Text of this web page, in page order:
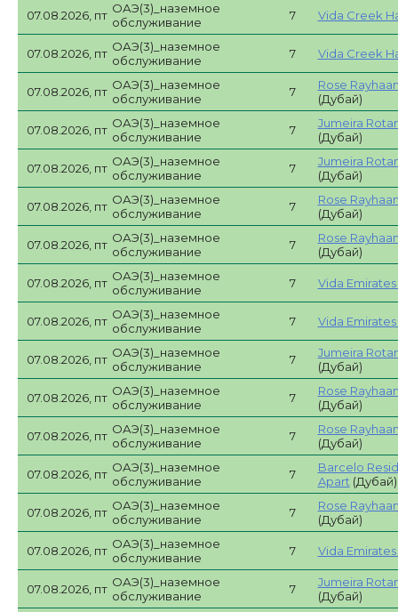
07.08.2026, пт ОАЭ(3)_наземное
обслуживание
7 Vida Creek
07.08.2026, пт ОАЭ(3)_наземное
обслуживание
7 Vida Creek
07.08.2026, пт ОАЭ(3)_наземное
обслуживание
7
Rose
(Дубай)
07.08.2026, пт ОАЭ(3)_наземное
обслуживание
7
Jumeira
(Дубай)
07.08.2026, пт ОАЭ(3)_наземное
обслуживание
7
Jumeira
(Дубай)
07.08.2026, пт ОАЭ(3)_наземное
обслуживание
7
Rose
(Дубай)
07.08.2026, пт ОАЭ(3)_наземное
обслуживание
7
Rose
(Дубай)
07.08.2026, пт ОАЭ(3)_наземное
обслуживание
7 Vida Emirates
07.08.2026, пт ОАЭ(3)_наземное
обслуживание
7 Vida Emirates
07.08.2026, пт ОАЭ(3)_наземное
обслуживание
7
Jumeira
(Дубай)
07.08.2026, пт ОАЭ(3)_наземное
обслуживание
7
Rose
(Дубай)
07.08.2026, пт ОАЭ(3)_наземное
обслуживание
7
Rose
(Дубай)
07.08.2026, пт ОАЭ(3)_наземное
обслуживание
7
Barcelo
Apart (Дубай)
07.08.2026, пт ОАЭ(3)_наземное
обслуживание
7
Rose
(Дубай)
07.08.2026, пт ОАЭ(3)_наземное
обслуживание
7 Vida Emirates
07.08.2026, пт ОАЭ(3)_наземное
обслуживание
7
Jumeira
(Дубай)